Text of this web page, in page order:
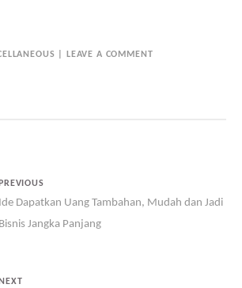
LEAVE A COMMENT
PREVIOUS
Ide Dapatkan Uang Tambahan, Mudah dan Jadi
Bisnis Jangka Panjang
NEXT